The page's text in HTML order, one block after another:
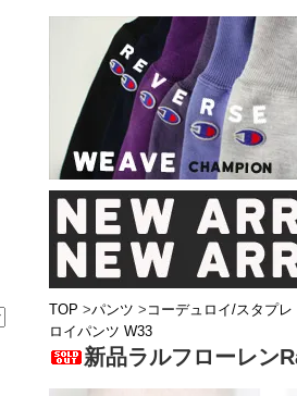
スニーカー
・プリントTシャツ
・バンド/ツアー
・キャラクター
・Nike/adidas/スポーツ
・チャンピオン
・サーフ/スケート
・ボーダー/総柄/無地
・フットボール/リンガー
・タンクトップ/NBA・ポロシャツ
・半袖シャツ
・アロハ/サーフ/ボーリング
・ラルフ/ブランド
・無地/チェック/ストラ
・ワーク/ミリタリー/ウ
・ネル/ウール ・ショ
・アウ
・ジー
・
・ミリ
・コー
・コッ
・オー
・ジャ
ン
TOP >パンツ > コーデュロイ/スタプレ
ロイパンツ W33
新品ラルフローレン